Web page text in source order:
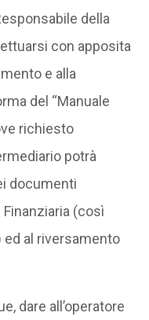
della
con apposita
e alla
del “Manuale
richiesto
potrà
documenti
(così
al riversamento
dare all’operatore